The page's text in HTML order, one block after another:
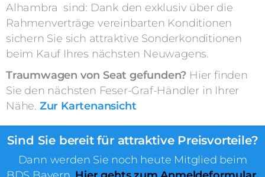
Alhambra sind: Dank den exklusiv über die
Rahmenverträge vereinbarten Konditionen
sichern Sie sich attraktive Sonderkonditionen
beim Kauf Ihres nächsten Neuwagens.
Traumwagen von Seat gefunden? Hier finden
Sie den nächsten Feser-Graf-Händler in Ihrer
Nähe. Zur Kartenansicht
Sind Sie bereit für attraktive Preisvorteile?
Dann werden Sie noch heute Mitglied beim